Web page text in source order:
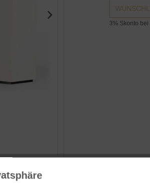
3% Skonto
Hersteller: Zanotta S.p.A., Via